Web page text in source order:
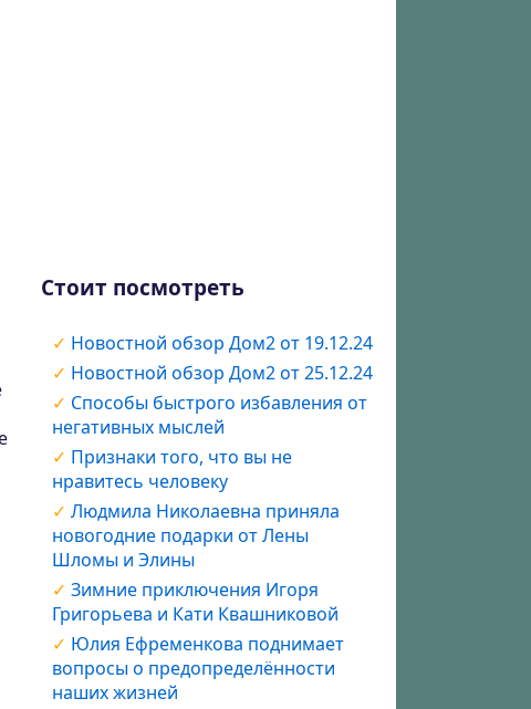
Стоит посмотреть
Новостной обзор Дом2 от 19.12.24
Новостной обзор Дом2 от 25.12.24
Способы быстрого избавления от
негативных мыслей
Признаки того, что вы не
нравитесь человеку
Людмила Николаевна приняла
новогодние подарки от Лены
Шломы и Элины
Зимние приключения Игоря
Григорьева и Кати Квашниковой
Юлия Ефременкова поднимает
вопросы о предопределённости
наших жизней